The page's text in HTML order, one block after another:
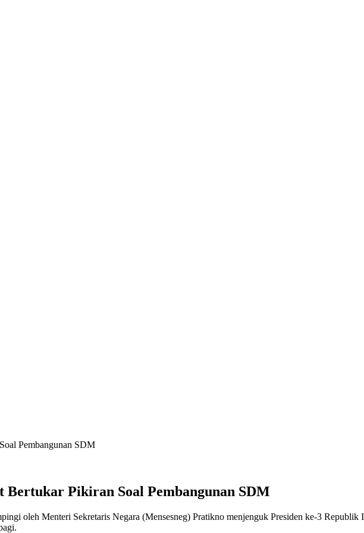
Pembangunan SDM
Bertukar Pikiran Soal Pembangunan SDM
oleh Menteri Sekretaris Negara (Mensesneg) Pratikno menjenguk Presiden ke-3 Republik